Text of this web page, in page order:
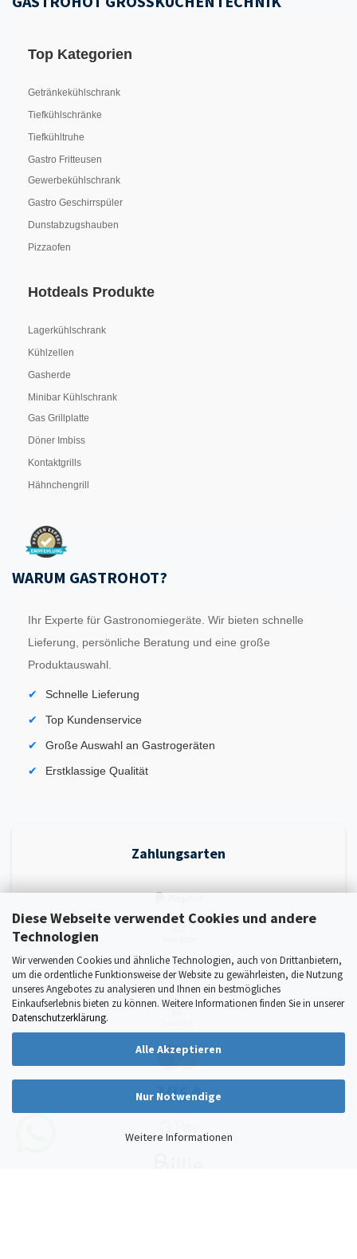
Diese Webseite verwendet Cookies und andere
Technologien
Wir verwenden Cookies und ähnliche Technologien, auch von Drittanbietern,
um die ordentliche Funktionsweise der Website zu gewährleisten, die Nutzung
unseres Angebotes zu analysieren und Ihnen ein bestmögliches
Einkaufserlebnis bieten zu können. Weitere Informationen finden Sie in unserer
Datenschutzerklärung.
Alle Akzeptieren
Nur Notwendige
Weitere Informationen
Top Kategorien
Getränkekühlschrank
Tiefkühlschränke
Tiefkühltruhe
Gastro Fritteusen
Gewerbekühlschrank
Gastro Geschirrspüler
Dunstabzugshauben
Pizzaofen
Hotdeals Produkte
Lagerkühlschrank
Kühlzellen
Gasherde
Minibar Kühlschrank
Gas Grillplatte
Döner Imbiss
Kontaktgrills
Hähnchengrill
WARUM GASTROHOT?
Ihr Experte für Gastronomiegeräte. Wir bieten schnelle
Lieferung, persönliche Beratung und eine große
Produktauswahl.
Schnelle Lieferung
Top Kundenservice
Große Auswahl an Gastrogeräten
Erstklassige Qualität
Zahlungsarten